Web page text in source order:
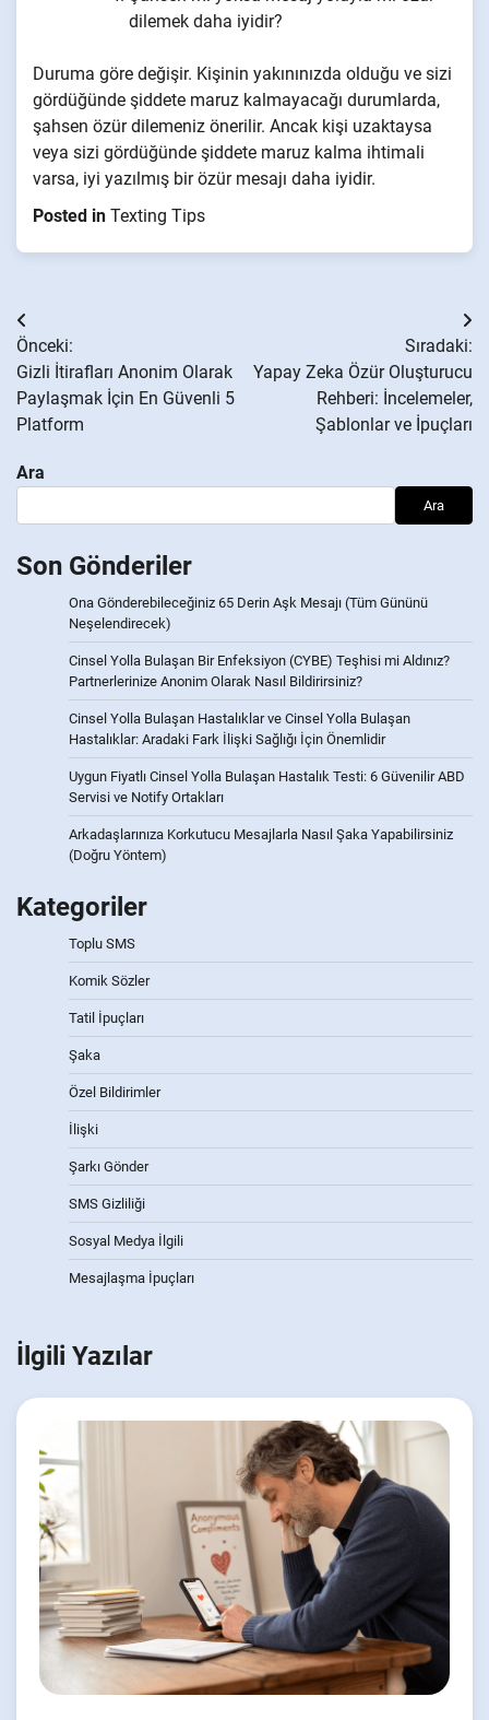
dilemek daha iyidir?
Duruma göre değişir. Kişinin yakınınızda olduğu ve sizi
gördüğünde şiddete maruz kalmayacağı durumlarda,
şahsen özür dilemeniz önerilir. Ancak kişi uzaktaysa
veya sizi gördüğünde şiddete maruz kalma ihtimali
varsa, iyi yazılmış bir özür mesajı daha iyidir.
Posted in Texting Tips
Yazı
gezinmesi
Önceki:
Gizli İtirafları Anonim Olarak
Paylaşmak İçin En Güvenli 5
Platform
Sıradaki:
Yapay Zeka Özür Oluşturucu
Rehberi: İncelemeler,
Şablonlar ve İpuçları
Ara
Ara
Son Gönderiler
Ona Gönderebileceğiniz 65 Derin Aşk Mesajı (Tüm Gününü
Neşelendirecek)
Cinsel Yolla Bulaşan Bir Enfeksiyon (CYBE) Teşhisi mi Aldınız?
Partnerlerinize Anonim Olarak Nasıl Bildirirsiniz?
Cinsel Yolla Bulaşan Hastalıklar ve Cinsel Yolla Bulaşan
Hastalıklar: Aradaki Fark İlişki Sağlığı İçin Önemlidir
Uygun Fiyatlı Cinsel Yolla Bulaşan Hastalık Testi: 6 Güvenilir ABD
Servisi ve Notify Ortakları
Arkadaşlarınıza Korkutucu Mesajlarla Nasıl Şaka Yapabilirsiniz
(Doğru Yöntem)
Kategoriler
Toplu SMS
Komik Sözler
Tatil İpuçları
Şaka
Özel Bildirimler
İlişki
Şarkı Gönder
SMS Gizliliği
Sosyal Medya İlgili
Mesajlaşma İpuçları
İlgili Yazılar